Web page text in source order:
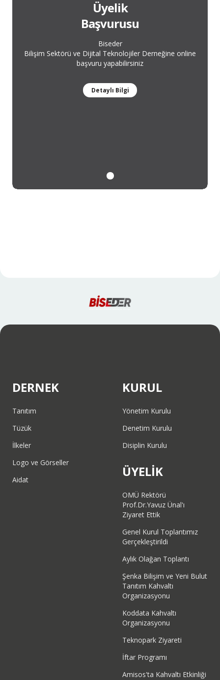
Üyelik
Başvurusu
Biseder
Bilişim Sektörü ve Dijital Teknolojiler Derneğine online
başvuru yapabilirsiniz
Detaylı Bilgi
DERNEK
Tanıtım
Tüzük
İlkeler
Logo ve Görseller
Aidat
KURUL
Yönetim Kurulu
Denetim Kurulu
Disiplin Kurulu
ÜYELİK
OMÜ Rektörü
Prof.Dr.Yavuz Ünal'ı
Ziyaret Ettik
Genel Kurul Toplantımız
Gerçekleştirildi
Aylık Olağan Toplantı
Şenka Bilişim ve Yeni Bulut
Tanıtım Kahvaltı
Organizasyonu
Koddata Kahvaltı
Organizasyonu
Teknopark Ziyareti
İftar Programı
Amisos'ta Kahvaltı Etkinliği